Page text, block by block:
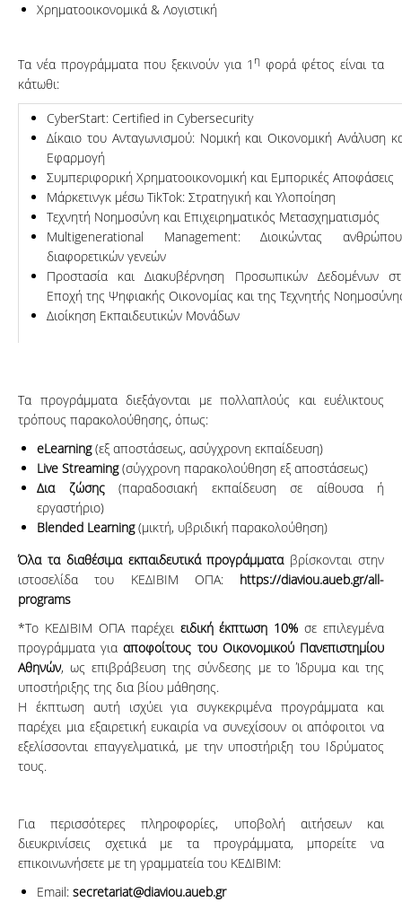
Χρηματοοικονομικά & Λογιστική
Τα νέα προγράμματα που ξεκινούν για 1 η φορά φέτος είναι τα
κάτωθι:
CyberStart: Certified in Cybersecurity
Δίκαιο του Ανταγωνισμού: Νομική και Οικονομική Ανάλυση
Εφαρμογή
Συμπεριφορική Χρηματοοικονομική και Εμπορικές Αποφάσεις
Μάρκετινγκ μέσω TikTok: Στρατηγική και Υλοποίηση
Τεχνητή Νοημοσύνη και Επιχειρηματικός Μετασχηματισμός
Multigenerational Management: Διοικώντας
διαφορετικών γενεών
Προστασία και Διακυβέρνηση Προσωπικών Δεδομένων
Εποχή της Ψηφιακής Οικονομίας και της Τεχνητής
Διοίκηση Εκπαιδευτικών Μονάδων
Τα προγράμματα διεξάγονται με πολλαπλούς και ευέλικτους
τρόπους παρακολούθησης, όπως:
eLearning(εξ αποστάσεως, ασύγχρονη εκπαίδευση)
Live Streaming(σύγχρονη παρακολούθηση εξ αποστάσεως)
Δια ζώσης(παραδοσιακή εκπαίδευση σε αίθουσα ή
εργαστήριο)
Blended Learning(μικτή, υβριδική παρακολούθηση)
Όλα τα διαθέσιμα εκπαιδευτικά προγράμματαβρίσκονται στην
ιστοσελίδα του ΚΕΔΙΒΙΜ ΟΠΑ: https://diaviou.aueb.gr/all-
programs
*Το ΚΕΔΙΒΙΜ ΟΠΑ παρέχει ειδική έκπτωση 10% σε επιλεγμένα
προγράμματα γιααποφοίτους του Οικονομικού Πανεπιστημίου
Αθηνών, ως επιβράβευση της σύνδεσης με το Ίδρυμα και της
υποστήριξης της δια βίου μάθησης.
Η έκπτωση αυτή ισχύει για συγκεκριμένα προγράμματα και
παρέχει μια εξαιρετική ευκαιρία να συνεχίσουν οι απόφοιτοι να
εξελίσσονται επαγγελματικά, με την υποστήριξη του Ιδρύματος
τους.
Για περισσότερες πληροφορίες, υποβολή αιτήσεων και
διευκρινίσεις σχετικά με τα προγράμματα, μπορείτε να
επικοινωνήσετε με τη γραμματεία του ΚΕΔΙΒΙΜ:
Email: secretariat@diaviou.aueb.gr